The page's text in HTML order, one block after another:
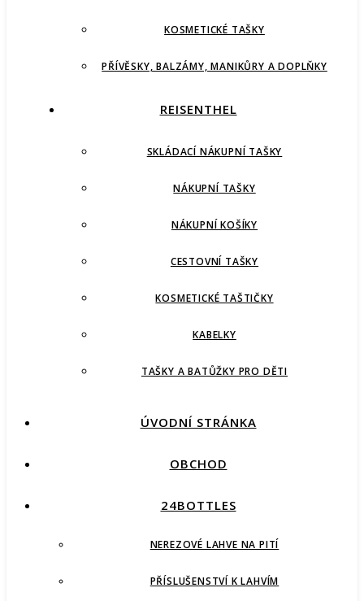
KOSMETICKÉ TAŠKY
PŘÍVĚSKY, BALZÁMY, MANIKŮRY A DOPLŇKY
REISENTHEL
SKLÁDACÍ NÁKUPNÍ TAŠKY
NÁKUPNÍ TAŠKY
NÁKUPNÍ KOŠÍKY
CESTOVNÍ TAŠKY
KOSMETICKÉ TAŠTIČKY
KABELKY
TAŠKY A BATŮŽKY PRO DĚTI
ÚVODNÍ STRÁNKA
OBCHOD
24BOTTLES
NEREZOVÉ LAHVE NA PITÍ
PŘÍSLUŠENSTVÍ K LAHVÍM